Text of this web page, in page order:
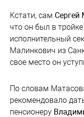
Кстати, сам Сергей
что он был в
исполнительный
Малинкович из
свое место он
По словам
рекомендовало
пенсионеру